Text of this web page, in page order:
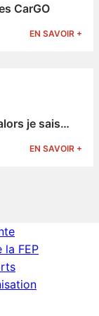
CarGO
EN SAVOIR +
je sais…
EN SAVOIR +
la FEP